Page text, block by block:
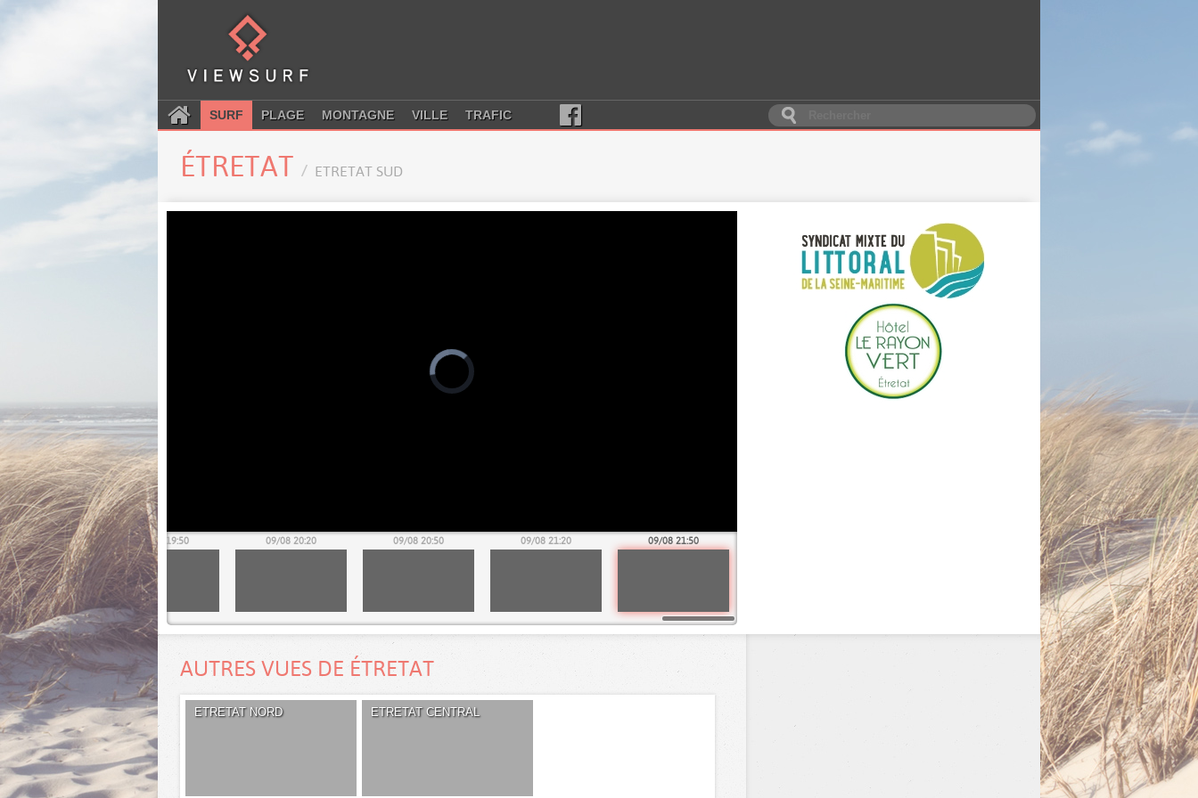
SURF PLAGE MONTAGNE VILLE TRAFIC
ÉTRETAT ETRETAT SUD
09/08 19:20 09/08 19:50 09/08 20:20 09/08 20:50 09/08 21:20 09/08 21:50
AUTRES VUES DE ÉTRETAT
ETRETAT NORD ETRETAT CENTRAL